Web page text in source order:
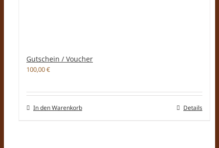
Gutschein / Voucher
100,00€
In den Warenkorb Details